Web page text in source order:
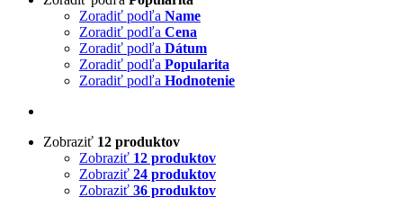
Zoradiť podľa Name
Zoradiť podľa Cena
Zoradiť podľa Dátum
Zoradiť podľa Popularita
Zoradiť podľa Hodnotenie
Zobraziť 12 produktov
Zobraziť 12 produktov
Zobraziť 24 produktov
Zobraziť 36 produktov